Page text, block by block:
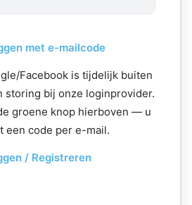
met e-mailcode
Facebook is tijdelijk buiten
storing bij onze loginprovider.
groene knop hierboven — u
een code per e-mail.
/ Registreren